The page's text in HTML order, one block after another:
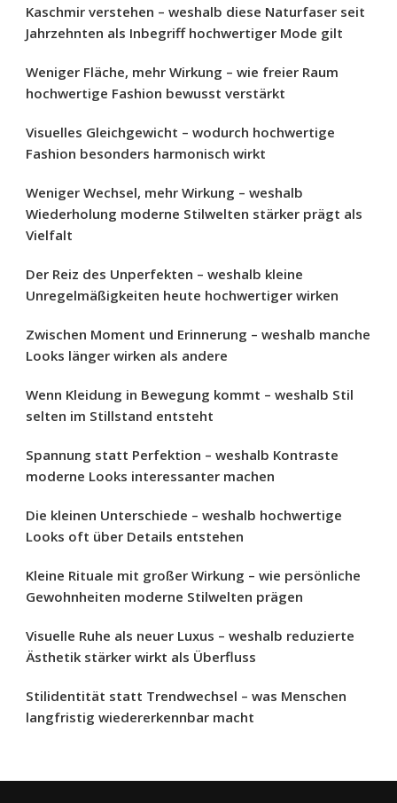
Kaschmir verstehen – weshalb diese Naturfaser seit
Jahrzehnten als Inbegriff hochwertiger Mode gilt
Weniger Fläche, mehr Wirkung – wie freier Raum
hochwertige Fashion bewusst verstärkt
Visuelles Gleichgewicht – wodurch hochwertige
Fashion besonders harmonisch wirkt
Weniger Wechsel, mehr Wirkung – weshalb
Wiederholung moderne Stilwelten stärker prägt als
Vielfalt
Der Reiz des Unperfekten – weshalb kleine
Unregelmäßigkeiten heute hochwertiger wirken
Zwischen Moment und Erinnerung – weshalb manche
Looks länger wirken als andere
Wenn Kleidung in Bewegung kommt – weshalb Stil
selten im Stillstand entsteht
Spannung statt Perfektion – weshalb Kontraste
moderne Looks interessanter machen
Die kleinen Unterschiede – weshalb hochwertige
Looks oft über Details entstehen
Kleine Rituale mit großer Wirkung – wie persönliche
Gewohnheiten moderne Stilwelten prägen
Visuelle Ruhe als neuer Luxus – weshalb reduzierte
Ästhetik stärker wirkt als Überfluss
Stilidentität statt Trendwechsel – was Menschen
langfristig wiedererkennbar macht